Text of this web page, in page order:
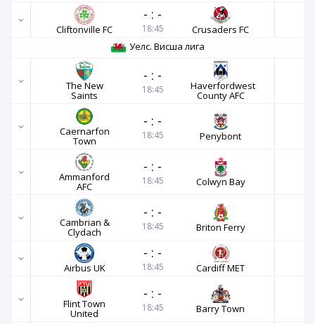
Cliftonville FC
- : -
18:45
Crusaders FC
Уелс. Висша лига
The New
Saints
- : -
18:45 Haverfordwest
County AFC
Caernarfon
Town
- : -
18:45 Penybont
Ammanford
AFC
- : -
18:45 Colwyn Bay
Cambrian &
Clydach
- : -
18:45 Briton Ferry
Airbus UK
- : -
18:45 Cardiff MET
Flint Town
United
- : -
18:45 Barry Town